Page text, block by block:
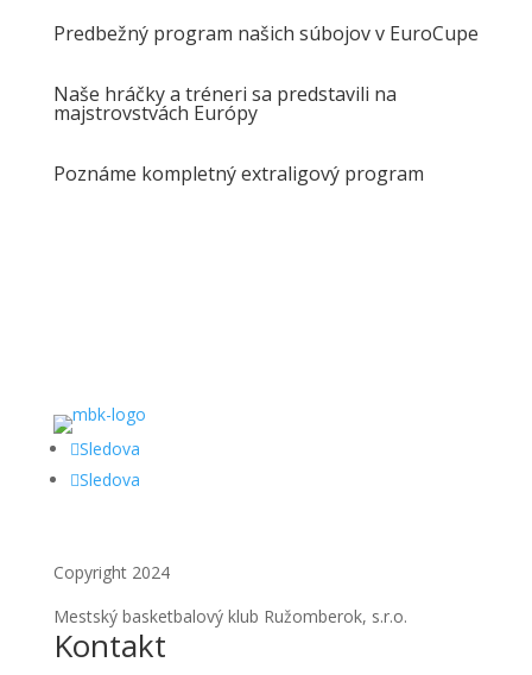
Predbežný program našich súbojov v EuroCupe
Naše hráčky a tréneri sa predstavili na
majstrovstvách Európy
Poznáme kompletný extraligový program
Sledova
Sledova
Copyright 2024
Mestský basketbalový klub Ružomberok, s.r.o.
Kontakt